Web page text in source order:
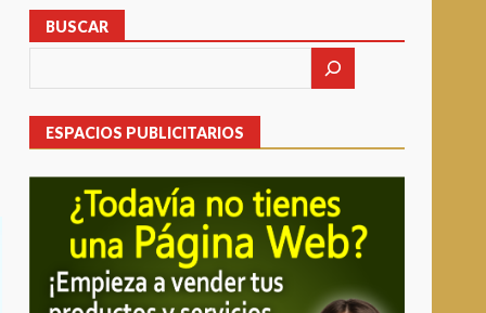
BUSCAR
ESPACIOS PUBLICITARIOS